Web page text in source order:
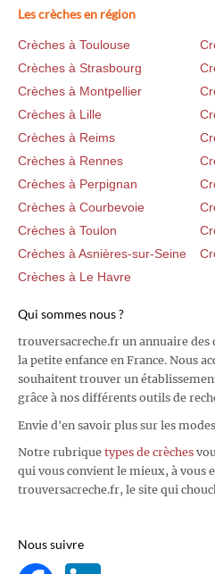
Les crèches en région
Crèches à Toulouse
Crèches à Strasbourg
Crèches à Montpellier
Crèches à Lille
Crèches à Reims
Crèches à Rennes
Crèches à Perpignan
Crèches à Courbevoie
Crèches à Toulon
Crèches à Asnières-sur-Seine
Crèches à Le Havre
Qui sommes nous ?
trouversacreche.fr un annuaire
la petite enfance en France. Nous
souhaitent trouver un
grâce à nos différents outils de
Envie d'en savoir plus sur les
Notre rubrique types de crèches
qui vous convient le mieux, à vous
trouversacreche.fr, le site qui
Nous suivre